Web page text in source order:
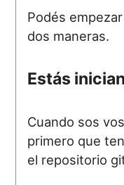
Podés
dos maneras.
Estás
Cuando sos
primero que
el repositorio